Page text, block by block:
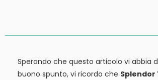
Sperando che questo articolo vi abbia
buono spunto, vi ricordo che Splendor